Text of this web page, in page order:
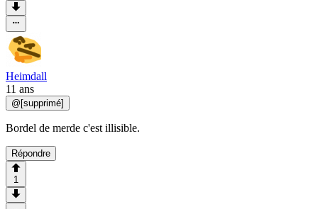
Heimdall
11 ans
@ [supprimé]
Bordel de merde c'est illisible.
Répondre
1